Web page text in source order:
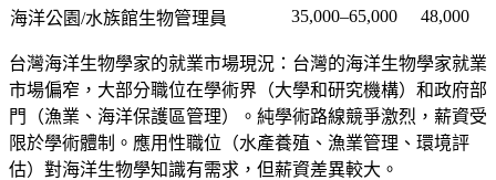
海洋公園/水族館生物管理員
35,000–65,000 48,000
台灣海洋生物學家的就業市場現況 ：台灣的海洋生物學家就業
市場偏窄，大部分職位在學術界（大學和研究機構）和政府部
門（漁業、海洋保護區管理）。純學術路線競爭激烈，薪資受
限於學術體制。應用性職位（水產養殖、漁業管理、環境評
估）對海洋生物學知識有需求，但薪資差異較大。